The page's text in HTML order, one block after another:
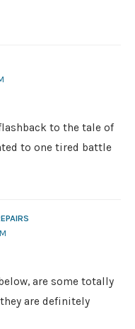
to the tale of
to one tired battle
are some totally
are definitely